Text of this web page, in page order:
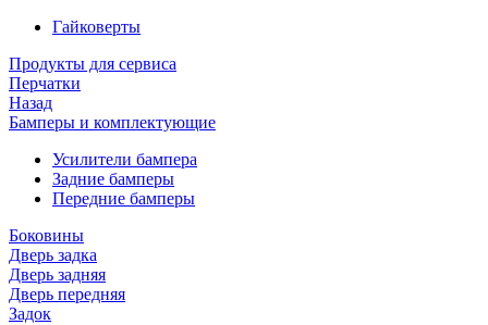
Гайковерты
Продукты для сервиса
Перчатки
Назад
Бамперы и комплектующие
Усилители бампера
Задние бамперы
Передние бамперы
Боковины
Дверь задка
Дверь задняя
Дверь передняя
Задок